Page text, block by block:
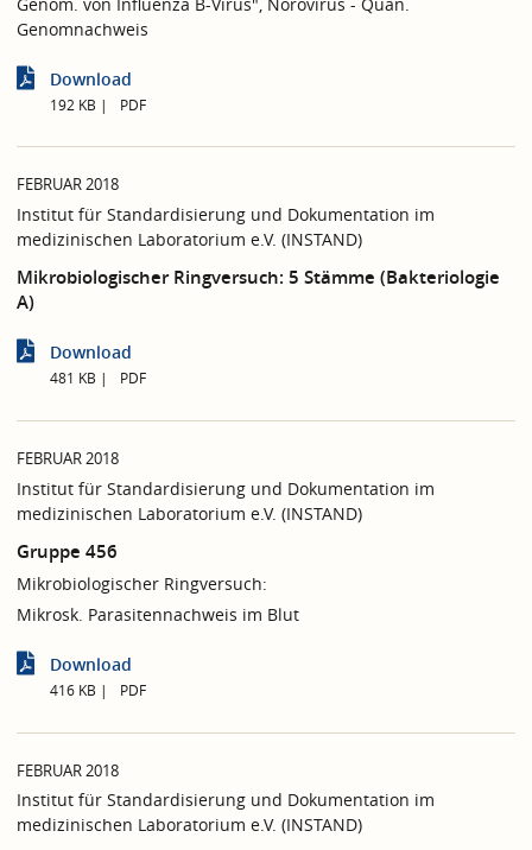
Genomnachweis
Download
192 KB PDF
FEBRUAR 2018
Institut für Standardisierung und Dokumentation im
medizinischen Laboratorium e.V. (INSTAND)
Mikrobiologischer Ringversuch: 5 Stämme (Bakteriologie
A)
Download
481 KB PDF
FEBRUAR 2018
Institut für Standardisierung und Dokumentation im
medizinischen Laboratorium e.V. (INSTAND)
Gruppe 456
Mikrobiologischer Ringversuch:
Mikrosk. Parasitennachweis im Blut
Download
416 KB PDF
FEBRUAR 2018
Institut für Standardisierung und Dokumentation im
medizinischen Laboratorium e.V. (INSTAND)